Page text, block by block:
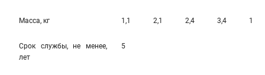
Масса, кг 1,1 2,1 2,4 3,4 1,3
Срок службы, не менее,
лет
5